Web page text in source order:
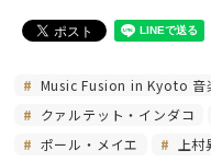
Music Fusion in Kyoto 音
クァルテット・インダコ
ポール・メイエ
上村